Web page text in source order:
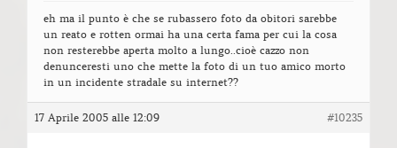
eh ma il punto è che se rubassero foto da obitori sarebbe
un reato e rotten ormai ha una certa fama per cui la cosa
non resterebbe aperta molto a lungo..cioè cazzo non
denunceresti uno che mette la foto di un tuo amico morto
in un incidente stradale su internet??
17 Aprile 2005 alle 12:09 #10235